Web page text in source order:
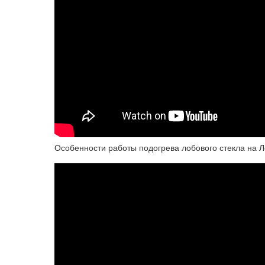
Особенности работы подогрева лобового стекла на